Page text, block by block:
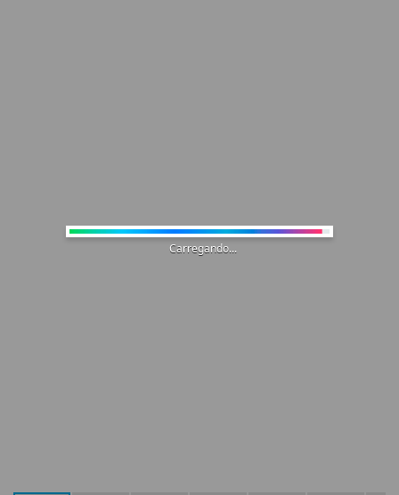
Carregando...